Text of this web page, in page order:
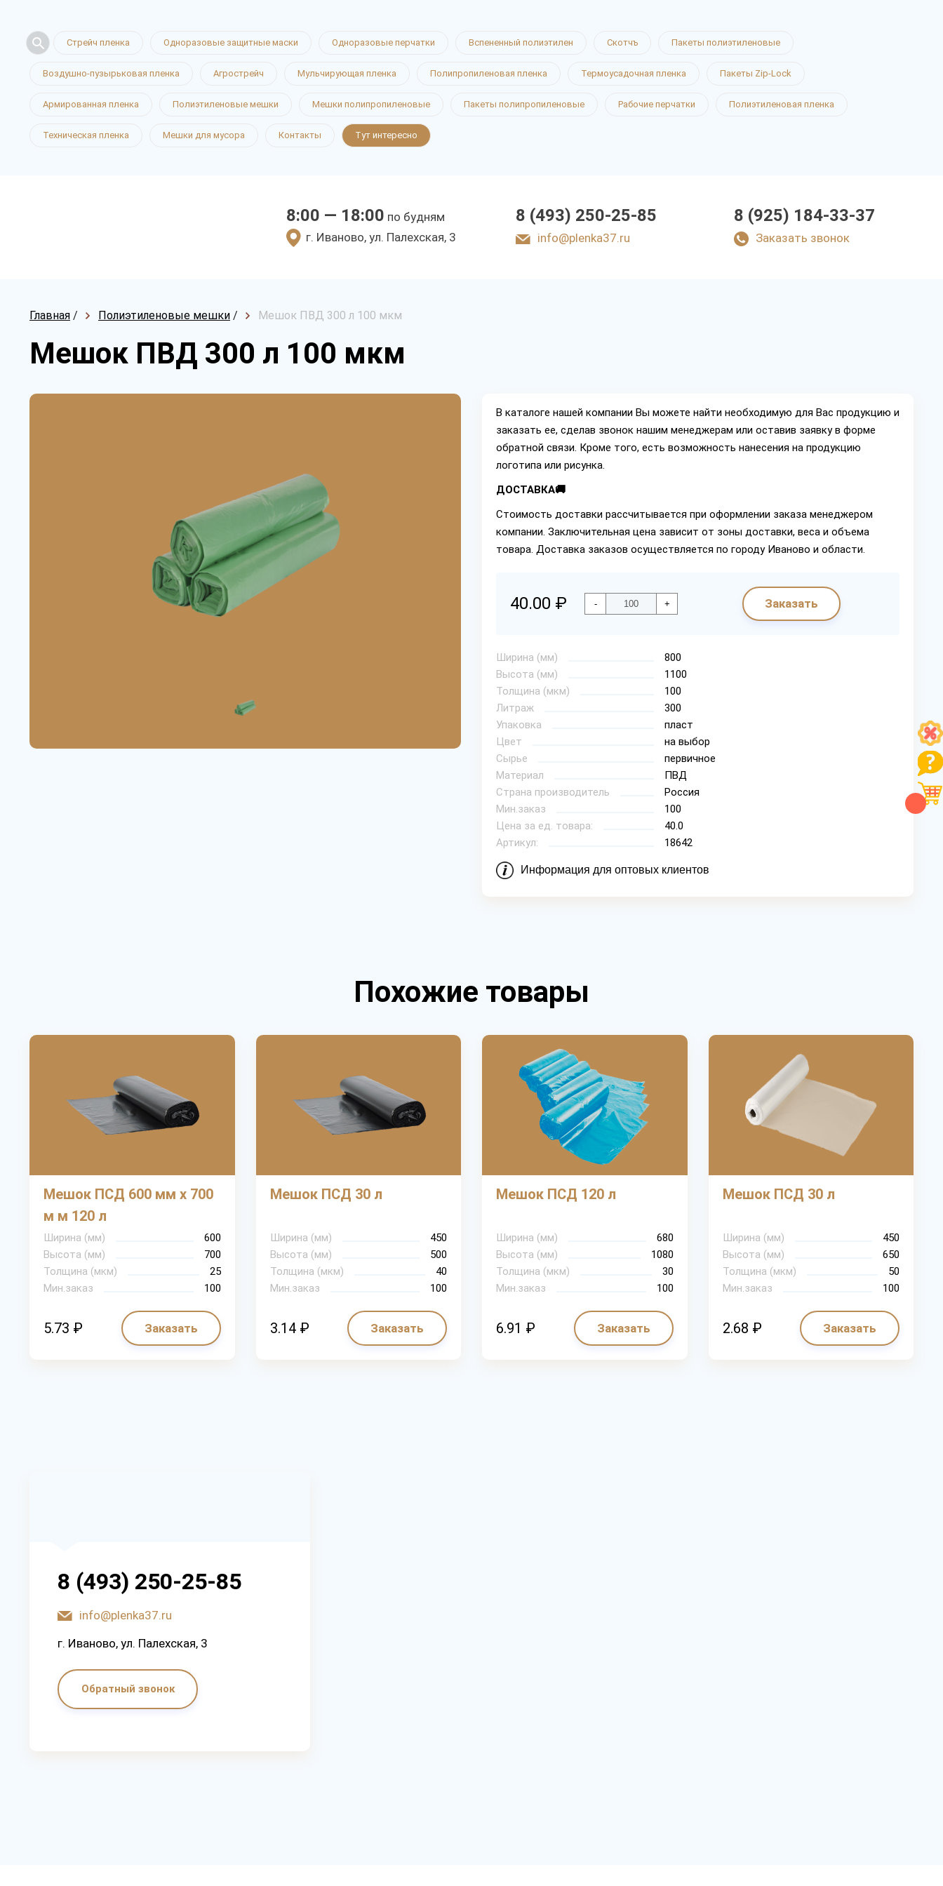
Стрейч пленка Одноразовые защитные маски Одноразовые перчатки Вспененный полиэтилен Скотчъ Пакеты полиэтиленовые
Воздушно-пузырьковая пленка Агрострейч Мульчирующая пленка Полипропиленовая пленка Термоусадочная пленка Пакеты Zip-Lock
Армированная пленка Полиэтиленовые мешки Мешки полипропиленовые Пакеты полипропиленовые Рабочие перчатки Полиэтиленовая пленка
Техническая пленка Мешки для мусора Контакты Тут интересно
8:00 — 18:00 по будням
г. Иваново, ул. Палехская, 3
8 (493) 250-25-85
info@plenka37.ru
8 (925) 184-33-37
Заказать звонок
Главная / Полиэтиленовые мешки / Мешок ПВД 300 л 100 мкм
Мешок ПВД 300 л 100 мкм
В каталоге нашей компании Вы можете найти необходимую для Вас продукцию и
заказать ее, сделав звонок нашим менеджерам или оставив заявку в форме
обратной связи. Кроме того, есть возможность нанесения на продукцию
логотипа или рисунка.
ДОСТАВКА🚚
Стоимость доставки рассчитывается при оформлении заказа менеджером
компании. Заключительная цена зависит от зоны доставки, веса и объема
товара. Доставка заказов осуществляется по городу Иваново и области.
40.00 ₽ - + Заказать
Ширина (мм)
800
Высота (мм)
1100
Толщина (мкм)
100
Литраж
300
Упаковка
пласт
Цвет
на выбор
Сырье
первичное
Материал
ПВД
Страна производитель
Россия
Мин.заказ
100
Цена за ед. товара:
40.0
Артикул:
18642
Информация для оптовых клиентов
Похожие товары
Мешок ПСД 600 мм х 700
м м 120 л
Ширина (мм)
600
Высота (мм)
700
Толщина (мкм)
25
Мин.заказ
100
5.73 ₽ Заказать
Мешок ПСД 30 л
Ширина (мм)
450
Высота (мм)
500
Толщина (мкм)
40
Мин.заказ
100
3.14 ₽ Заказать
Мешок ПСД 120 л
Ширина (мм)
680
Высота (мм)
1080
Толщина (мкм)
30
Мин.заказ
100
6.91 ₽ Заказать
Мешок ПСД 30 л
Ширина (мм)
450
Высота (мм)
650
Толщина (мкм)
50
Мин.заказ
100
2.68 ₽ Заказать
8 (493) 250-25-85
info@plenka37.ru
г. Иваново, ул. Палехская, 3
Обратный звонок